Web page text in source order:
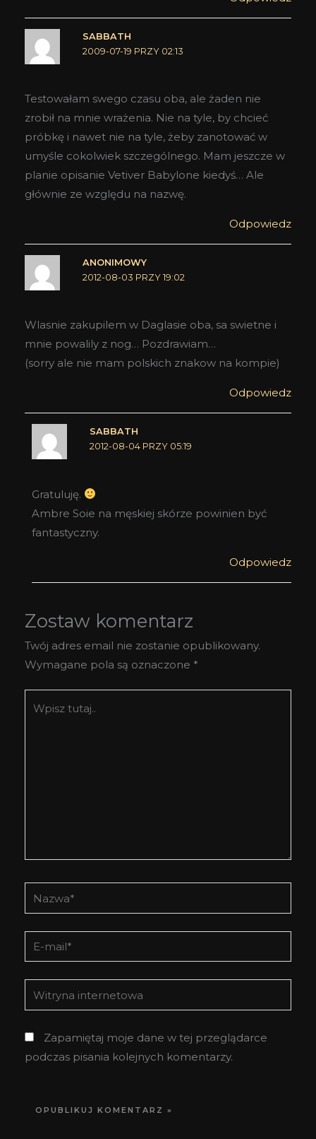
SABBATH
2009-07-19 PRZY 02:13
Testowałam swego czasu oba, ale żaden nie
zrobił na mnie wrażenia. Nie na tyle, by chcieć
próbkę i nawet nie na tyle, żeby zanotować w
umyśle cokolwiek szczególnego. Mam jeszcze w
planie opisanie Vetiver Babylone kiedyś… Ale
głównie ze względu na nazwę.
Odpowiedz
ANONIMOWY
2012-08-03 PRZY 19:02
Wlasnie zakupilem w Daglasie oba, sa swietne i
mnie powalily z nog… Pozdrawiam…
(sorry ale nie mam polskich znakow na kompie)
Odpowiedz
SABBATH
2012-08-04 PRZY 05:19
Gratuluję.
Ambre Soie na męskiej skórze powinien być
fantastyczny.
Odpowiedz
Zostaw komentarz
Twój adres email nie zostanie opublikowany.
Wymagane pola są oznaczone *
tutaj..
Nazwa*
E-
mail*
Witryna
internetowa
Zapamiętaj moje dane w tej przeglądarce
podczas pisania kolejnych komentarzy.